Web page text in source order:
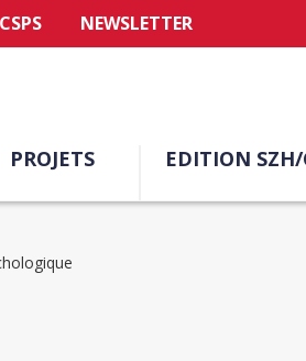
NEWSLETTER
PROJETS EDITION SZH/